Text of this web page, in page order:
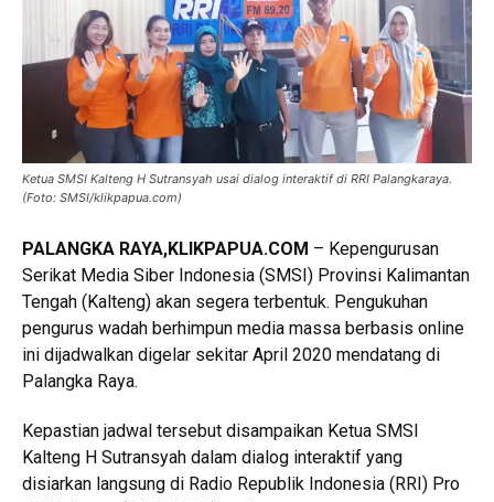
Ketua SMSI Kalteng H Sutransyah usai dialog interaktif di RRI Palangkaraya.
(Foto: SMSI/klikpapua.com)
PALANGKA RAYA,KLIKPAPUA.COM – Kepengurusan
Serikat Media Siber Indonesia (SMSI) Provinsi Kalimantan
Tengah (Kalteng) akan segera terbentuk. Pengukuhan
pengurus wadah berhimpun media massa berbasis online
ini dijadwalkan digelar sekitar April 2020 mendatang di
Palangka Raya.
Kepastian jadwal tersebut disampaikan Ketua SMSI
Kalteng H Sutransyah dalam dialog interaktif yang
disiarkan langsung di Radio Republik Indonesia (RRI) Pro